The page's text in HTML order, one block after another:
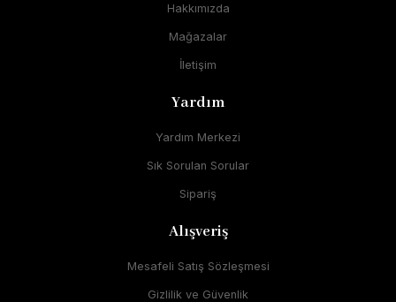
Hakkımızda
Mağazalar
İletişim
Yardım
Yardım Merkezi
Sık Sorulan Sorular
Sipariş
Alışveriş
Mesafeli Satış Sözleşmesi
Gizlilik ve Güvenlik